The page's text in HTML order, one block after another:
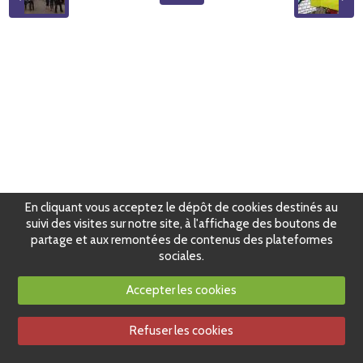
En cliquant vous acceptez le dépôt de cookies destinés au
suivi des visites sur notre site, à l'affichage des boutons de
partage et aux remontées de contenus des plateformes
sociales.
Accepter les cookies
Refuser les cookies